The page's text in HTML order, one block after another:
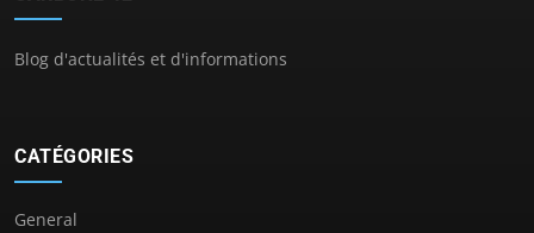
Blog d'actualités et d'informations
CATÉGORIES
General